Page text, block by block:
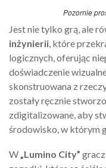
Pozornie
Jest nie tylko grą, ale
inżynierii , które
logicznych, oferując
doświadczenie
skonstruowana z
zostały ręcznie
zdigitalizowane, aby
środowisko, w którym
W „Lumino City”